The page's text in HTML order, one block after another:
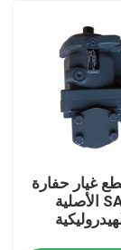
غيار حفارة
SANY SY75 الأصلية